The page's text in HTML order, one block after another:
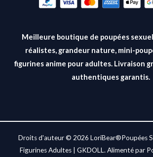
Meilleure boutique de poupées
réalistes, grandeur nature, mini-
figurines anime pour adultes. Livraison
authentiques garantis.
Droits d'auteur © 2026 LoriBear®Poupées
Figurines Adultes | GKDOLL. Alimenté par